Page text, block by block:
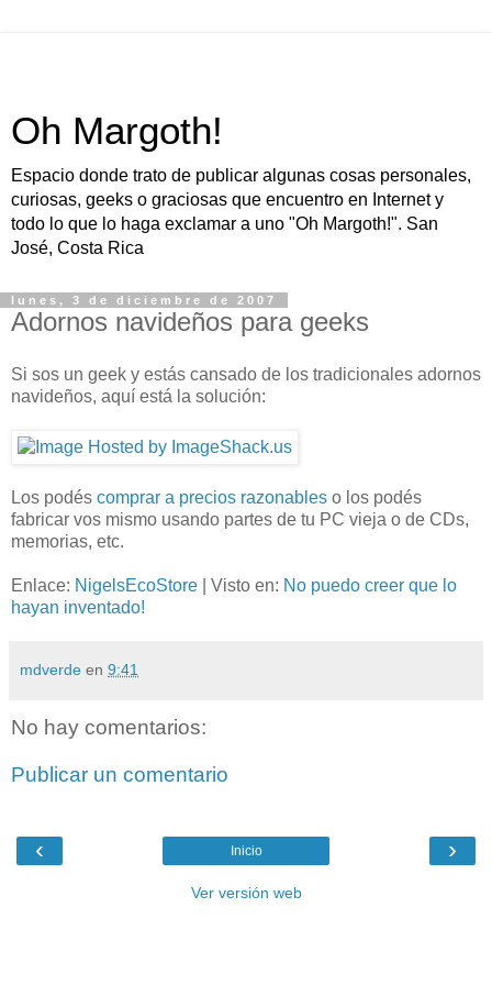
Oh Margoth!
Espacio donde trato de publicar algunas cosas personales,
curiosas, geeks o graciosas que encuentro en Internet y
todo lo que lo haga exclamar a uno "Oh Margoth!". San
José, Costa Rica
lunes, 3 de diciembre de 2007
Adornos navideños para geeks
Si sos un geek y estás cansado de los tradicionales adornos
navideños, aquí está la solución:
Los podés comprar a precios razonables o los podés
fabricar vos mismo usando partes de tu PC vieja o de CDs,
memorias, etc.
Enlace: NigelsEcoStore | Visto en: No puedo creer que lo
hayan inventado!
mdverde en 9:41
No hay comentarios:
Publicar un comentario
‹ ›
Inicio
Ver versión web